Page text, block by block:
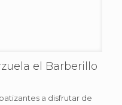
el Barberillo
a disfrutar de